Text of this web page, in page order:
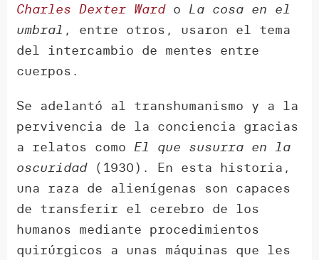
Charles Dexter Wardo La cosa en el
umbral , entre otros, usaron el tema
del intercambio de mentes entre
cuerpos.
Se adelantó al transhumanismo y a la
pervivencia de la conciencia gracias
a relatos como El que susurra en la
oscuridad(1930). En esta historia,
una raza de alienígenas son capaces
de transferir el cerebro de los
humanos mediante procedimientos
quirúrgicos a unas máquinas que les